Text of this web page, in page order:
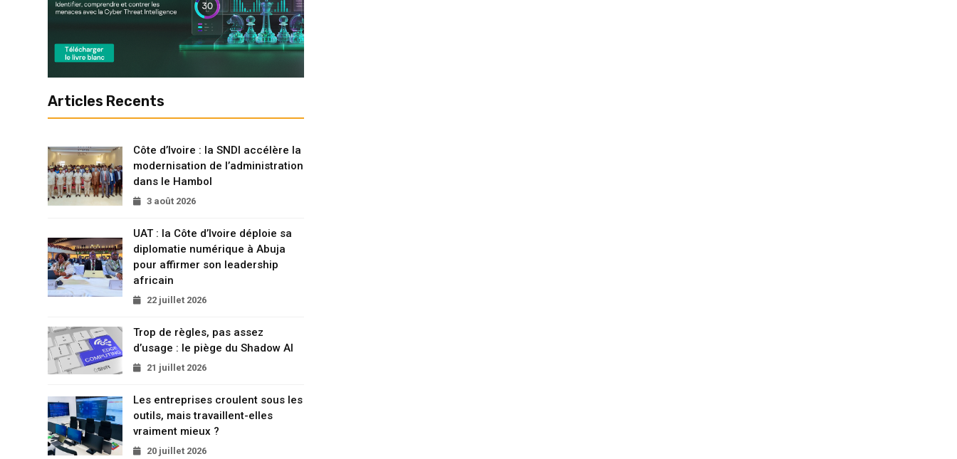
Articles Recents
Côte d’Ivoire : la SNDI accélère la
modernisation de l’administration
dans le Hambol
3 août 2026
UAT : la Côte d’Ivoire déploie sa
diplomatie numérique à Abuja
pour affirmer son leadership
africain
22 juillet 2026
Trop de règles, pas assez
d’usage : le piège du Shadow AI
21 juillet 2026
Les entreprises croulent sous les
outils, mais travaillent-elles
vraiment mieux ?
20 juillet 2026